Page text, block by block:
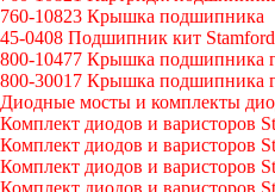
760-10823 Крышка подшипника
45-0408 Подшипник кит Stamford
800-10477 Крышка подшипника
800-30017 Крышка подшипника
Диодные мосты и комплекты
Комплект диодов и варисторов
Комплект диодов и варисторов
Комплект диодов и варисторов
Комплект диодов и варисторов